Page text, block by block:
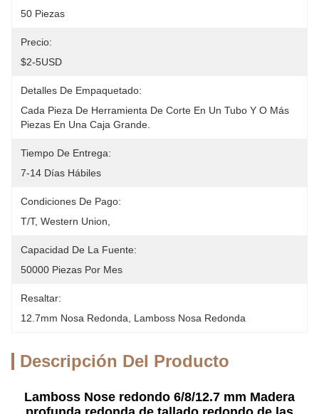
50 Piezas
Precio:
$2-5USD
Detalles De Empaquetado:
Cada Pieza De Herramienta De Corte En Un Tubo Y O Más
Piezas En Una Caja Grande.
Tiempo De Entrega:
7-14 Días Hábiles
Condiciones De Pago:
T/T, Western Union,
Capacidad De La Fuente:
50000 Piezas Por Mes
Resaltar:
12.7mm Nosa Redonda
Lamboss Nosa Redonda
Descripción Del Producto
Lamboss Nose redondo 6/8/12.7 mm Madera